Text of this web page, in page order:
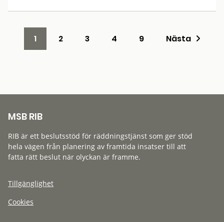
1 2 3 4 9 Nästa
MSB RIB
RIB är ett beslutsstöd för räddningstjänst som ger stöd
hela vägen från planering av framtida insatser till att
fatta rätt beslut när olyckan är framme.
Tillgänglighet
Cookies